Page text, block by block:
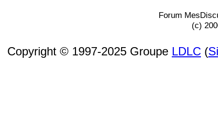
Forum
(c)
Copyright © 1997-2025 Groupe LDLC (